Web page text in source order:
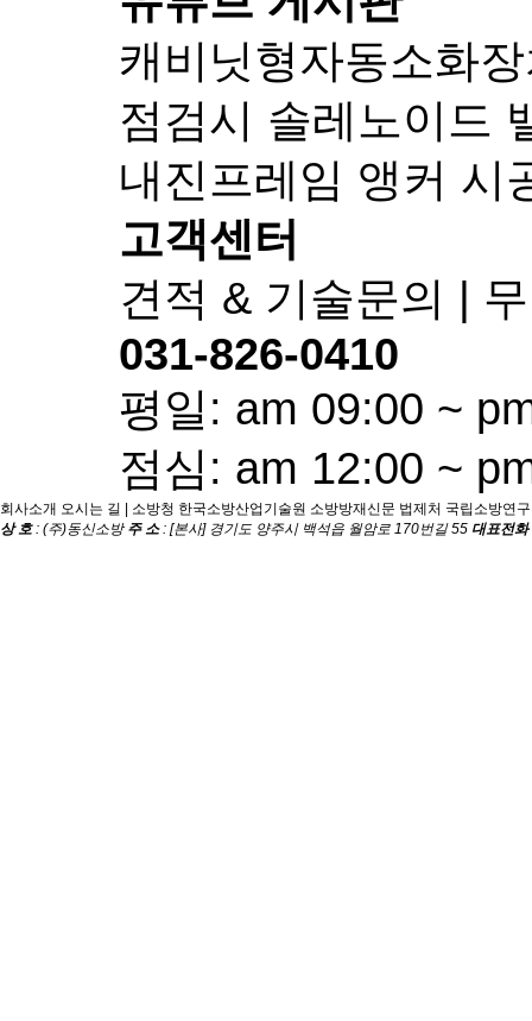
캐비닛형자동소화
점검시 솔레노이드
내진프레임 앵커 시
고객센터
견적 & 기술문의 |
031-826-0410
평일: am 09:00 ~
점심: am 12:00 ~
회사소개 오시는 길 소방청 한국소방산업기술원 소방방재신문 법제처 국립소방연
상 호: (주)동신소방 주 소: [본사] 경기도 양주시 백석읍 월암로 170번길 55 대표전화